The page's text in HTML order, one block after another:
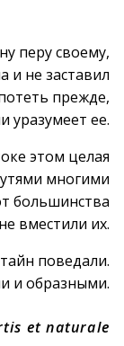
перу своему,
и не заставил
прежде,
уразумеет ее.
этом целая
многими
большинства
вместили их.
поведали.
и образными.
et naturale